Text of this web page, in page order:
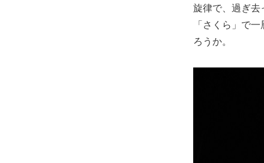
旋律で、過ぎ去
「さくら」で
ろうか。